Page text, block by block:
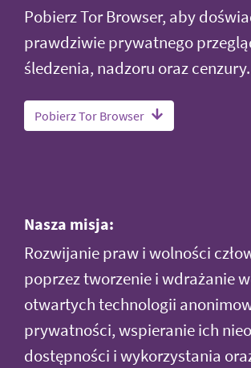
Pobierz Tor Browser, aby
prawdziwie prywatnego
śledzenia, nadzoru oraz cenzury.
Pobierz Tor Browser
Nasza misja:
Rozwijanie praw i wolności
poprzez tworzenie i wdrażanie
otwartych technologii
prywatności, wspieranie ich
dostępności i wykorzystania